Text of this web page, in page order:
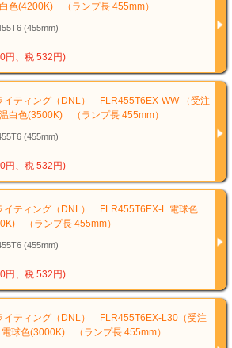
色(4200K) （ランプ長 455mm）
(455mm)
円、税 532円)
イティング（DNL） FLR455T6EX-WW （受注
白色(3500K) （ランプ長 455mm）
(455mm)
円、税 532円)
イティング（DNL） FLR455T6EX-L 電球色
（ランプ長 455mm）
(455mm)
円、税 532円)
イティング（DNL） FLR455T6EX-L30（受注
電球色(3000K) （ランプ長 455mm）